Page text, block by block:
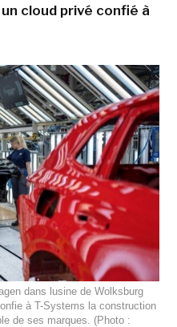
cloud privé confié à
dans lusine de Wolksburg
à T-Systems la construction
de ses marques. (Photo :